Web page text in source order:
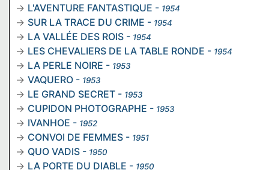
L'AVENTURE FANTASTIQUE - 1954
SUR LA TRACE DU CRIME - 1954
LA VALLÉE DES ROIS - 1954
LES CHEVALIERS DE LA TABLE RONDE - 1954
LA PERLE NOIRE - 1953
VAQUERO - 1953
LE GRAND SECRET - 1953
CUPIDON PHOTOGRAPHE - 1953
IVANHOE - 1952
CONVOI DE FEMMES - 1951
QUO VADIS - 1950
LA PORTE DU DIABLE - 1950